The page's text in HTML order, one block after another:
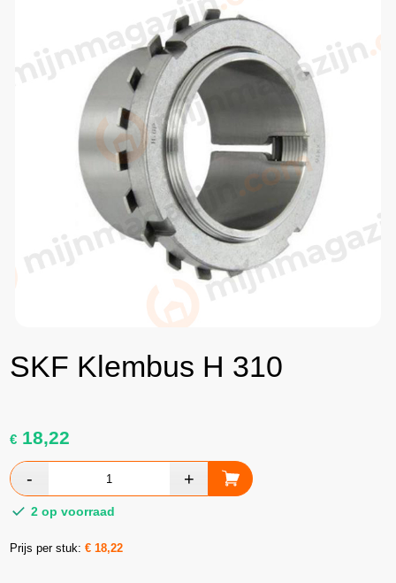
SKF Klembus H 310
€ 18,22
2 op voorraad
Prijs per stuk:€18,22